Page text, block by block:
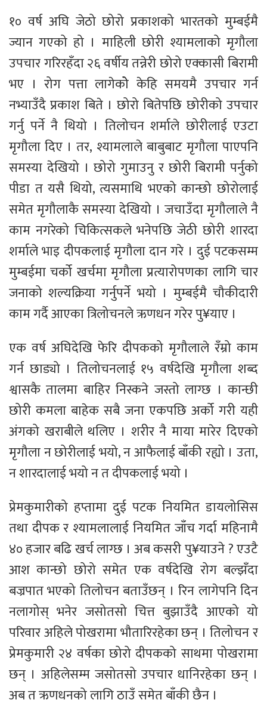
१० वर्ष अघि जेठो छोरो प्रकाशको भारतको मुम्बईमै
ज्यान गएको हो । माहिली छोरी श्यामलाको मृगौला
उपचार गरिरहँदा २६ वर्षीय तन्नेरी छोरो एक्कासी बिरामी
भए । रोग पत्ता लागेकोे केहि समयमै उपचार गर्न
नभ्याउँदै प्रकाश बिते । छोरो बितेपछि छोरीको उपचार
गर्नु पर्ने नै थियो । तिलोचन शर्माले छोरीलाई एउटा
मृगौला दिए । तर, श्यामलाले बाबुबाट मृगौला पाएपनि
समस्या देखियो । छोरो गुमाउनु र छोरी बिरामी पर्नुको
पीडा त यसै थियो, त्यसमाथि भएको कान्छो छोरोलाई
समेत मृगौलाकै समस्या देखियो । जचाउँदा मृगौलाले नै
काम नगरेको चिकित्सकले भनेपछि जेठी छोरी शारदा
शर्माले भाइ दीपकलाई मृगौला दान गरे । दुई पटकसम्म
मुम्बईमा चर्को खर्चमा मृगौला प्रत्यारोपणका लागि चार
जनाको शल्यक्रिया गर्नुपर्ने भयो । मुम्बईमै चौकीदारी
काम गर्दै आएका त्रिलोचनले ऋणधन गरेर पु¥याए ।
एक वर्ष अघिदेखि फेरि दीपकको मृगौलाले रँम्रो काम
गर्न छाड्यो । तिलोचनलाई १५ वर्षदेखि मृगौला शब्द
श्वासकै तालमा बाहिर निस्कने जस्तो लाग्छ । कान्छी
छोरी कमला बाहेक सबै जना एकपछि अर्को गरी यही
अंगको खराबीले थलिए । शरीर नै माया मारेर दिएको
मृगौला न छोरीलाई भयो, न आफैलाई बाँकी रह्यो । उता,
न शारदालाई भयो न त दीपकलाई भयो ।
प्रेमकुमारीको हप्तामा दुई पटक नियमित डायलोसिस
तथा दीपक र श्यामलालाई नियमित जाँच गर्दा महिनामै
४० हजार बढि खर्च लाग्छ । अब कसरी पु¥याउने ? एउटै
आश कान्छो छोरो समेत एक वर्षदेखि रोग बल्झँदा
बज्रपात भएको तिलोचन बताउँछन् । रिन लागेपनि दिन
नलागोस् भनेर जसोतसो चित्त बुझाउँदै आएको यो
परिवार अहिले पोखरामा भौतारिरहेका छन् । तिलोचन र
प्रेमकुमारी २४ वर्षका छोरो दीपकको साथमा पोखरामा
छन् । अहिलेसम्म जसोतसो उपचार धानिरहेका छन् ।
अब त ऋणधनको लागि ठाउँ समेत बाँकी छैन ।